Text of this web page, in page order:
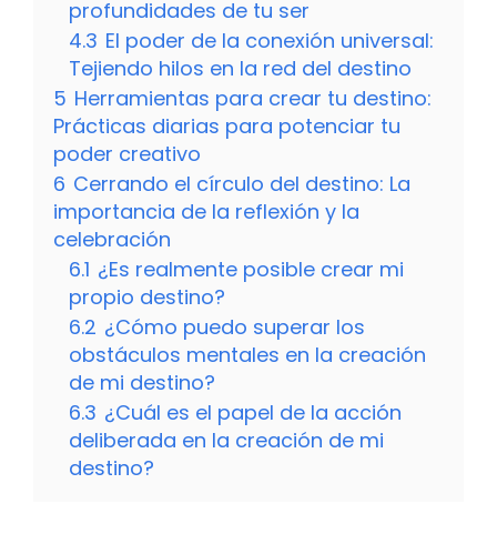
profundidades de tu ser
4.3 El poder de la conexión universal:
Tejiendo hilos en la red del destino
5 Herramientas para crear tu destino:
Prácticas diarias para potenciar tu
poder creativo
6 Cerrando el círculo del destino: La
importancia de la reflexión y la
celebración
6.1 ¿Es realmente posible crear mi
propio destino?
6.2 ¿Cómo puedo superar los
obstáculos mentales en la creación
de mi destino?
6.3 ¿Cuál es el papel de la acción
deliberada en la creación de mi
destino?